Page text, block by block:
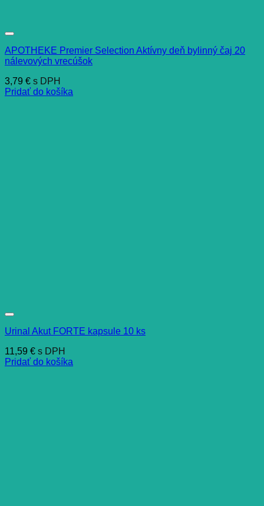
APOTHEKE Premier Selection Aktívny deň bylinný čaj 20
nálevových vrecúšok
3,79 € s DPH
Pridať do košíka
Urinal Akut FORTE kapsule 10 ks
11,59 € s DPH
Pridať do košíka